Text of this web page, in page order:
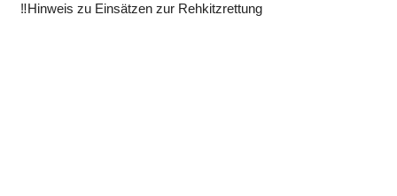
‼️Hinweis zu Einsätzen zur Rehkitzrettung